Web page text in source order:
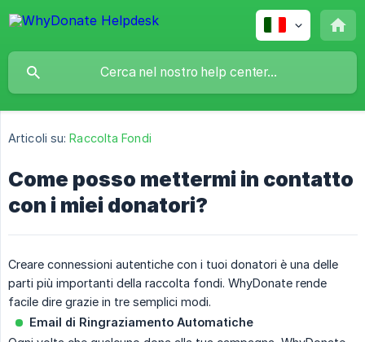
Articoli su: Raccolta Fondi
Come posso mettermi in contatto
con i miei donatori?
Creare connessioni autentiche con i tuoi donatori è una delle
parti più importanti della raccolta fondi. WhyDonate rende
facile dire grazie in tre semplici modi.
Email di Ringraziamento Automatiche